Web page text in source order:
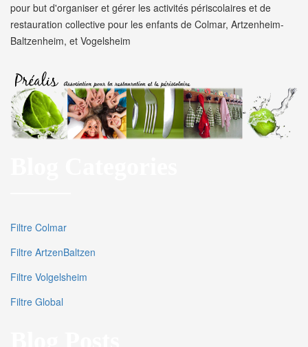
pour but d'organiser et gérer les activités périscolaires et de
restauration collective pour les enfants de Colmar, Artzenheim-
Baltzenheim, et Vogelsheim
Filtre Colmar
Filtre ArtzenBaltzen
Filtre Volgelsheim
Filtre Global